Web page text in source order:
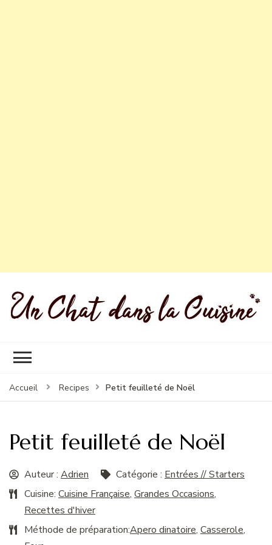
Accueil Recipes Petit feuilleté de Noël
Petit feuilleté de Noël
Auteur : Adrien Catégorie : Entrées // Starters
Cuisine: Cuisine Française, Grandes Occasions,
Recettes d'hiver
Méthode de préparation:Apero dinatoire, Casserole,